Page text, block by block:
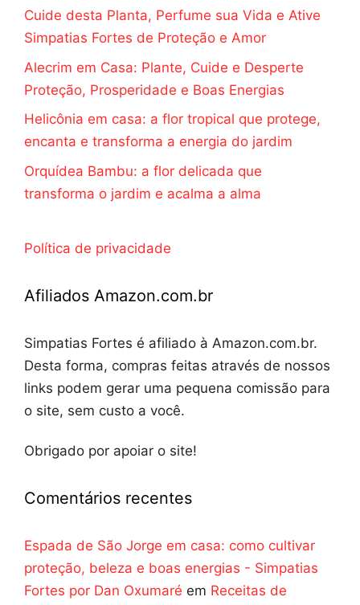
Cuide desta Planta, Perfume sua Vida e Ative
Simpatias Fortes de Proteção e Amor
Alecrim em Casa: Plante, Cuide e Desperte
Proteção, Prosperidade e Boas Energias
Helicônia em casa: a flor tropical que protege,
encanta e transforma a energia do jardim
Orquídea Bambu: a flor delicada que
transforma o jardim e acalma a alma
Política de privacidade
Afiliados Amazon.com.br
Simpatias Fortes é afiliado à Amazon.com.br.
Desta forma, compras feitas através de nossos
links podem gerar uma pequena comissão para
o site, sem custo a você.
Obrigado por apoiar o site!
Comentários recentes
Espada de São Jorge em casa: como cultivar
proteção, beleza e boas energias - Simpatias
Fortes por Dan Oxumaré em Receitas de